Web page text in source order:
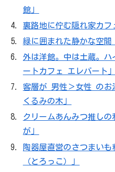
館」
裏路地に佇む隠れ家カフ
緑に囲まれた静かな空間
外は洋館。中は土蔵。
ートカフェ エレバート」
客層が 男性＞女性 のお
くるみの木」
クリームあんみつ推し
が」
陶器屋直営のさつまい
（とろっこ）」